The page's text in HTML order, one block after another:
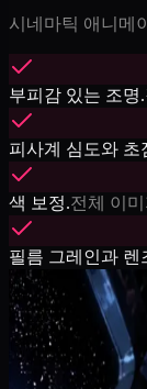
시네마틱 애니메
부피감 있는 조명.
피사계 심도와 초
색 보정.전체 이
필름 그레인과 렌